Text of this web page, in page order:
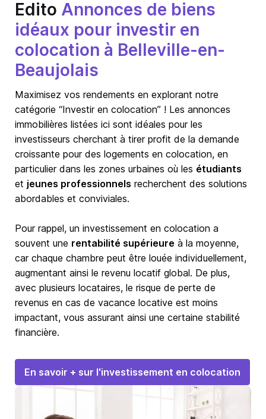
Edito Annonces de biens
idéaux pour investir en
colocation à Belleville-en-
Beaujolais
Maximisez vos rendements en explorant notre
catégorie “Investir en colocation” ! Les annonces
immobilières listées ici sont idéales pour les
investisseurs cherchant à tirer profit de la demande
croissante pour des logements en colocation, en
particulier dans les zones urbaines où les étudiants
et jeunes professionnels recherchent des solutions
abordables et conviviales.
Pour rappel, un investissement en colocation a
souvent une rentabilité supérieure à la moyenne,
car chaque chambre peut être louée individuellement,
augmentant ainsi le revenu locatif global. De plus,
avec plusieurs locataires, le risque de perte de
revenus en cas de vacance locative est moins
impactant, vous assurant ainsi une certaine stabilité
financière.
En savoir + sur l'investissement en colocation